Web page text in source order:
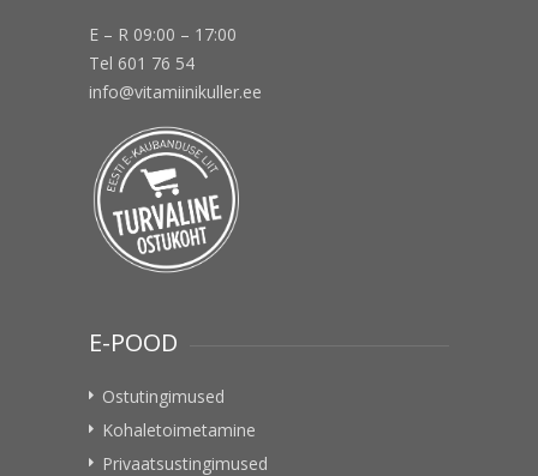
E – R 09:00 – 17:00
Tel 601 76 54
info@vitamiinikuller.ee
E-POOD
Ostutingimused
Kohaletoimetamine
Privaatsustingimused